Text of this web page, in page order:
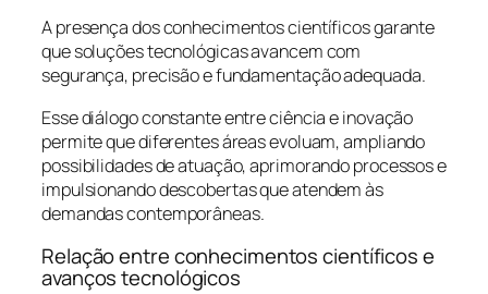
A presença dos conhecimentos científicos garante
que soluções tecnológicas avancem com
segurança, precisão e fundamentação adequada.
Esse diálogo constante entre ciência e inovação
permite que diferentes áreas evoluam, ampliando
possibilidades de atuação, aprimorando processos e
impulsionando descobertas que atendem às
demandas contemporâneas.
Relação entre conhecimentos científicos e
avanços tecnológicos